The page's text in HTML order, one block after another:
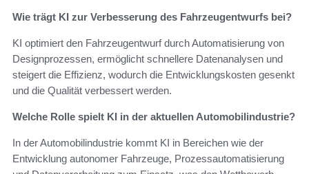
Wie trägt KI zur Verbesserung des Fahrzeugentwurfs bei?
KI optimiert den Fahrzeugentwurf durch Automatisierung von
Designprozessen, ermöglicht schnellere Datenanalysen und
steigert die Effizienz, wodurch die Entwicklungskosten gesenkt
und die Qualität verbessert werden.
Welche Rolle spielt KI in der aktuellen Automobilindustrie?
In der Automobilindustrie kommt KI in Bereichen wie der
Entwicklung autonomer Fahrzeuge, Prozessautomatisierung